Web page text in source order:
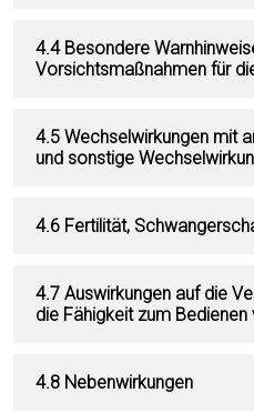
4.4 Besondere
Vorsichtsmaßnahmen für
4.5 Wechselwirkungen mit
und sonstige
4.6 Fertilität,
4.7 Auswirkungen auf die
die Fähigkeit zum
4.8 Nebenwirkungen